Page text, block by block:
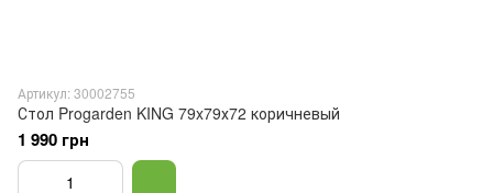
Артикул: 30002755
Стол Progarden KING 79x79х72 коричневый
1 990 грн